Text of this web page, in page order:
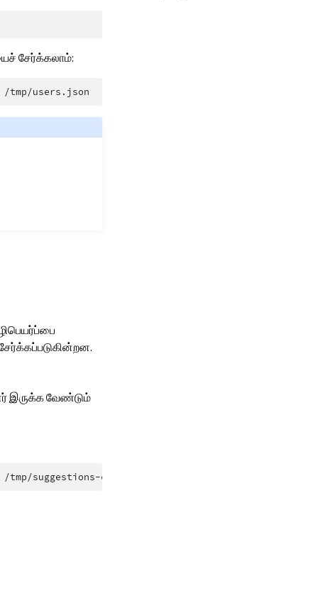
சேர்க்கலாம்:
இருக்க வேண்டும்